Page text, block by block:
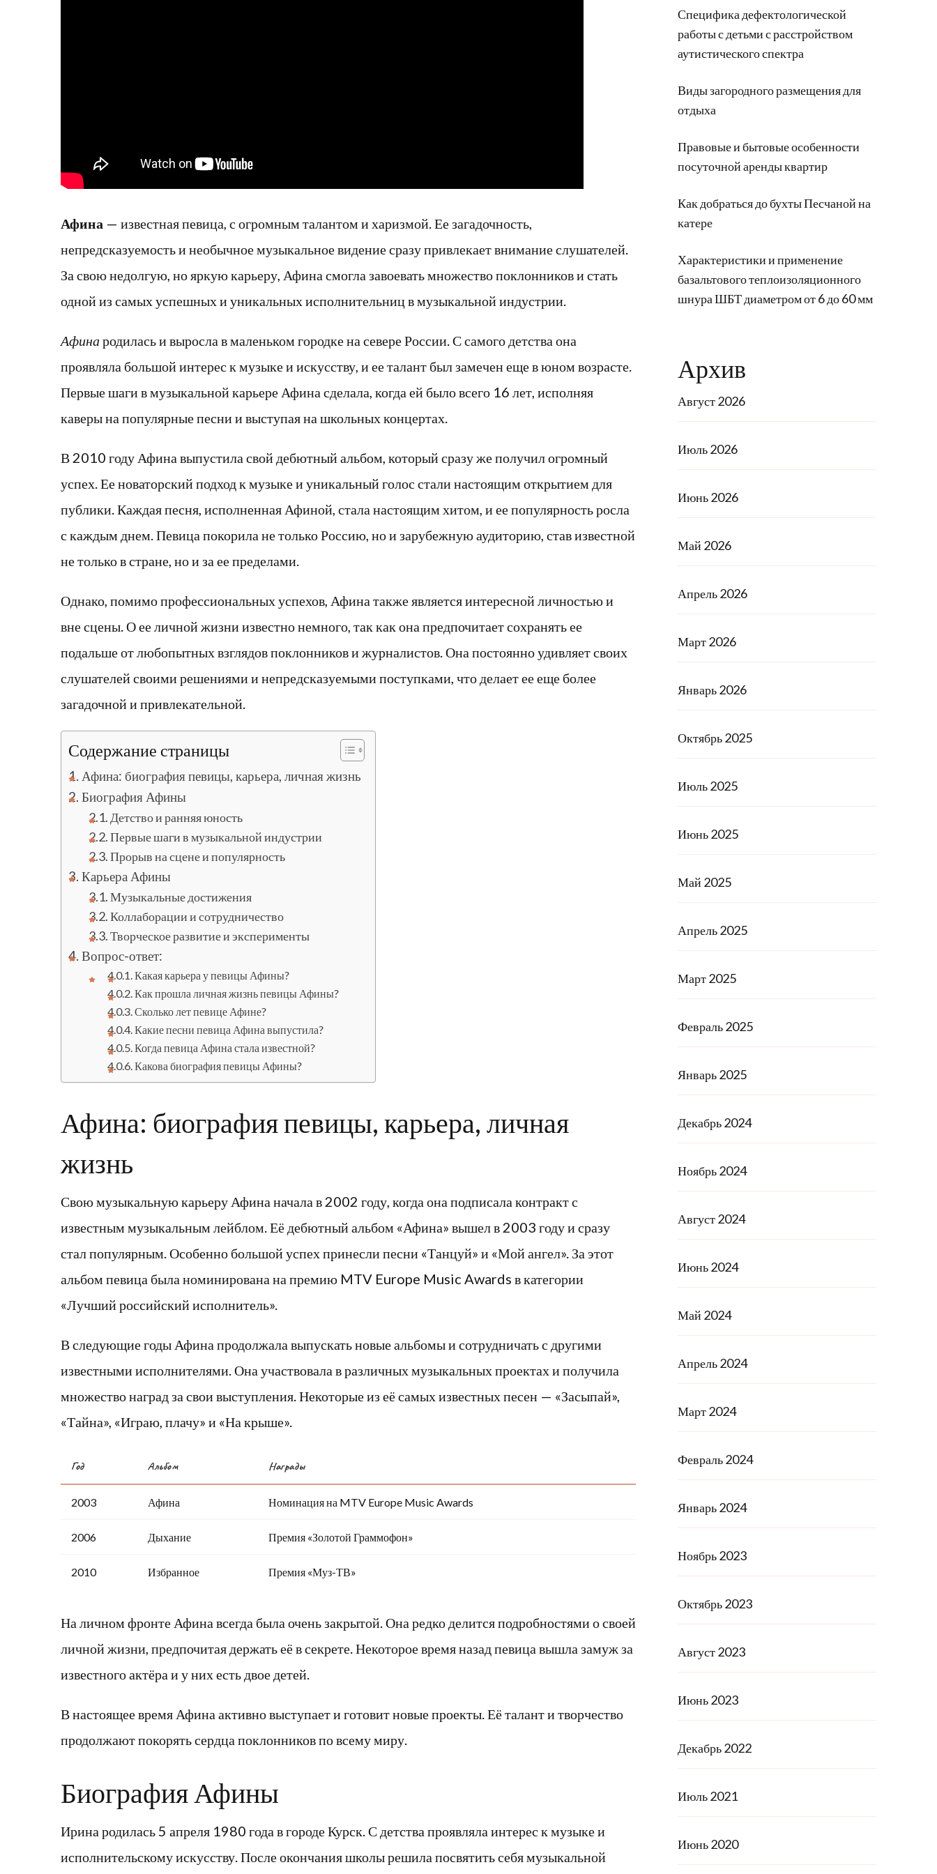
факты
звезде
музыкальной
сцены
Афина — известная певица, с огромным талантом и харизмой. Ее загадочность,
непредсказуемость и необычное музыкальное видение сразу привлекает внимание слушателей.
За свою недолгую, но яркую карьеру, Афина смогла завоевать множество поклонников и стать
одной из самых успешных и уникальных исполнительниц в музыкальной индустрии.
Афинародилась и выросла в маленьком городке на севере России. С самого детства она
проявляла большой интерес к музыке и искусству, и ее талант был замечен еще в юном возрасте.
Первые шаги в музыкальной карьере Афина сделала, когда ей было всего 16 лет, исполняя
каверы на популярные песни и выступая на школьных концертах.
В 2010 году Афина выпустила свой дебютный альбом, который сразу же получил огромный
успех. Ее новаторский подход к музыке и уникальный голос стали настоящим открытием для
публики. Каждая песня, исполненная Афиной, стала настоящим хитом, и ее популярность росла
с каждым днем. Певица покорила не только Россию, но и зарубежную аудиторию, став известной
не только в стране, но и за ее пределами.
Однако, помимо профессиональных успехов, Афина также является интересной личностью и
вне сцены. О ее личной жизни известно немного, так как она предпочитает сохранять ее
подальше от любопытных взглядов поклонников и журналистов. Она постоянно удивляет своих
слушателей своими решениями и непредсказуемыми поступками, что делает ее еще более
загадочной и привлекательной.
Содержание страницы
Афина: биография певицы, карьера, личная жизнь
Биография Афины
Детство и ранняя юность
Первые шаги в музыкальной индустрии
Прорыв на сцене и популярность
Карьера Афины
Музыкальные достижения
Коллаборации и сотрудничество
Творческое развитие и эксперименты
Вопрос-ответ:
Какая карьера у певицы Афины?
Как прошла личная жизнь певицы Афины?
Сколько лет певице Афине?
Какие песни певица Афина выпустила?
Когда певица Афина стала известной?
Какова биография певицы Афины?
Афина: биография певицы, карьера, личная
жизнь
Свою музыкальную карьеру Афина начала в 2002 году, когда она подписала контракт с
известным музыкальным лейблом. Её дебютный альбом «Афина» вышел в 2003 году и сразу
стал популярным. Особенно большой успех принесли песни «Танцуй» и «Мой ангел». За этот
альбом певица была номинирована на премию MTV Europe Music Awards в категории
«Лучший российский исполнитель».
В следующие годы Афина продолжала выпускать новые альбомы и сотрудничать с другими
известными исполнителями. Она участвовала в различных музыкальных проектах и получила
множество наград за свои выступления. Некоторые из её самых известных песен — «Засыпай»,
«Тайна», «Играю, плачу» и «На крыше».
Год Альбом Награды
2003 Афина Номинация на MTV Europe Music Awards
2006 Дыхание Премия «Золотой Граммофон»
2010 Избранное Премия «Муз-ТВ»
На личном фронте Афина всегда была очень закрытой. Она редко делится подробностями о своей
личной жизни, предпочитая держать её в секрете. Некоторое время назад певица вышла замуж за
известного актёра и у них есть двое детей.
В настоящее время Афина активно выступает и готовит новые проекты. Её талант и творчество
продолжают покорять сердца поклонников по всему миру.
Биография Афины
Ирина родилась 5 апреля 1980 года в городе Курск. С детства проявляла интерес к музыке и
исполнительскому искусству. После окончания школы решила посвятить себя музыкальной
Специфика дефектологической
работы с детьми с расстройством
аутистического спектра
Виды загородного размещения для
отдыха
Правовые и бытовые особенности
посуточной аренды квартир
Как добраться до бухты Песчаной на
катере
Характеристики и применение
базальтового теплоизоляционного
шнура ШБТ диаметром от 6 до 60 мм
Архив
Август 2026
Июль 2026
Июнь 2026
Май 2026
Апрель 2026
Март 2026
Январь 2026
Октябрь 2025
Июль 2025
Июнь 2025
Май 2025
Апрель 2025
Март 2025
Февраль 2025
Январь 2025
Декабрь 2024
Ноябрь 2024
Август 2024
Июнь 2024
Май 2024
Апрель 2024
Март 2024
Февраль 2024
Январь 2024
Ноябрь 2023
Октябрь 2023
Август 2023
Июнь 2023
Декабрь 2022
Июль 2021
Июнь 2020